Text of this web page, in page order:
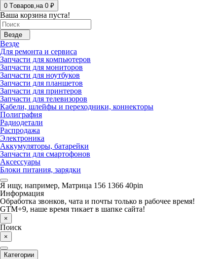
0 Tоваров,на 0 ₽
Ваша корзина пуста!
Везде
Везде
Для ремонта и сервиса
Запчасти для компьютеров
Запчасти для мониторов
Запчасти для ноутбуков
Запчасти для планшетов
Запчасти для принтеров
Запчасти для телевизоров
Кабели, шлейфы и переходники, коннекторы
Полиграфия
Радиодетали
Распродажа
Электроника
Аккумуляторы, батарейки
Запчасти для смартофонов
Аксессуары
Блоки питания, зарядки
Я ищу, например, Матрица 156 1366 40pin
Информация
Обработка звонков, чата и почты только в рабочее время!
GTM+9, наше время тикает в шапке сайта!
×
Поиск
×
Категории